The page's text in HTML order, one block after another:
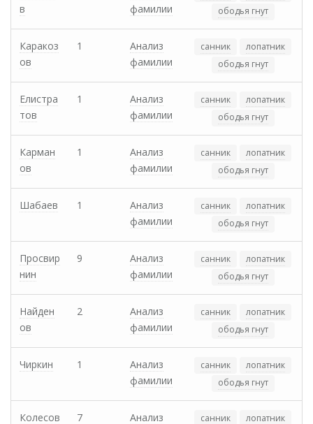
в
фамилии
ободья гнут
Каракоз
ов
1
Анализ
фамилии
санник
лопатник
ободья гнут
Елистра
тов
1
Анализ
фамилии
санник
лопатник
ободья гнут
Карман
ов
1
Анализ
фамилии
санник
лопатник
ободья гнут
Шабаев 1
Анализ
фамилии
санник
лопатник
ободья гнут
Просвир
нин
9
Анализ
фамилии
санник
лопатник
ободья гнут
Найден
ов
2
Анализ
фамилии
санник
лопатник
ободья гнут
Чиркин 1
Анализ
фамилии
санник
лопатник
ободья гнут
Колесов 7
Анализ
санник
лопатник